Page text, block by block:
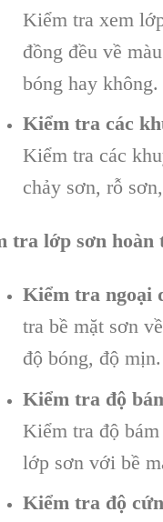
Kiểm tra xem
đồng đều về
bóng hay không.
Kiểm tra các
Kiểm tra các
chảy sơn, rỗ
tra lớp sơn hoàn
Kiểm tra ngoại
tra bề mặt sơn
độ bóng, độ mịn.
Kiểm tra độ
Kiểm tra độ
lớp sơn với bề
Kiểm tra độ